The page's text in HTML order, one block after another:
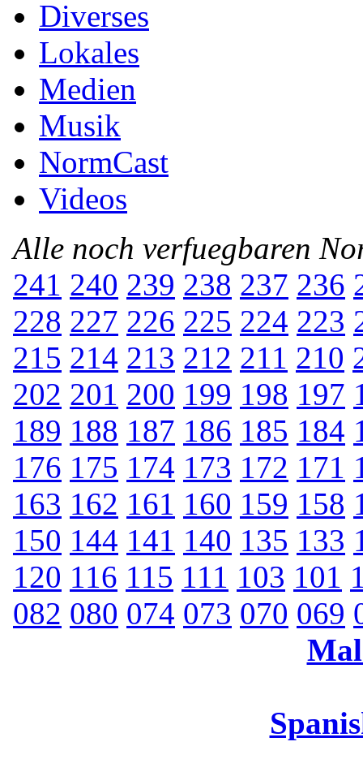
Diverses
Lokales
Medien
Musik
NormCast
Videos
Alle noch verfuegbaren
241 240 239 238 237 236
228 227 226 225 224 223
215 214 213 212 211 210
202 201 200 199 198 197
189 188 187 186 185 184
176 175 174 173 172 171
163 162 161 160 159 158
150 144 141 140 135 133
120 116 115 111 103 101
082 080 074 073 070 069